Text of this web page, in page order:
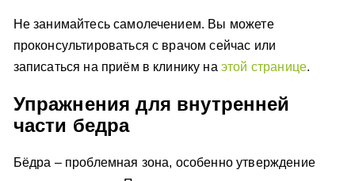
Не занимайтесь самолечением. Вы можете
проконсультироваться с врачом сейчас или
записаться на приём в клинику на этой странице.
Упражнения для внутренней
части бедра
Бёдра – проблемная зона, особенно утверждение